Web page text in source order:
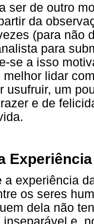
ser de outro
da
(para não
para
se a isso
lidar
usufruir, um
e de
a experiência
os seres
dela não